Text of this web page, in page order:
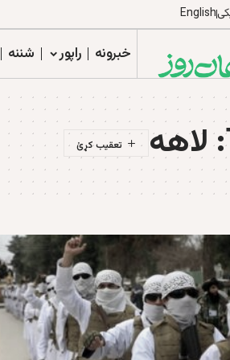
English
خبرونه راپور شننه
لاهه